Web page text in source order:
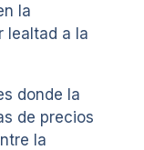
la
lealtad a la
donde la
de precios
la